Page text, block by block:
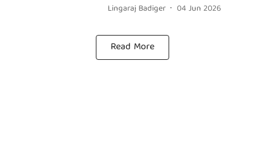
Lingaraj Badiger 04 Jun 2026
Read More